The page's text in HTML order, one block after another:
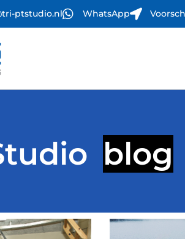
ptstudio.nl WhatsApp
blog